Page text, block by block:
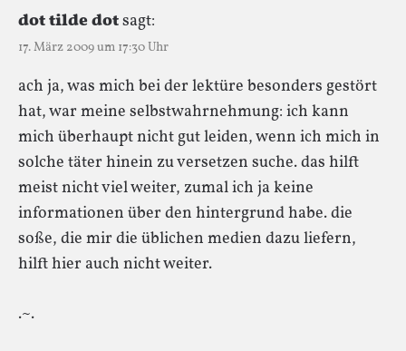
dot tilde dotsagt:
17. März 2009 um 17:30 Uhr
ach ja, was mich bei der lektüre besonders gestört
hat, war meine selbstwahrnehmung: ich kann
mich überhaupt nicht gut leiden, wenn ich mich in
solche täter hinein zu versetzen suche. das hilft
meist nicht viel weiter, zumal ich ja keine
informationen über den hintergrund habe. die
soße, die mir die üblichen medien dazu liefern,
hilft hier auch nicht weiter.
.~.